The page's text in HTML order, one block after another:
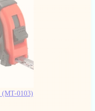
(MT-0103)